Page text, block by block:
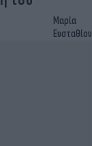
Μαρία
Ευσταθίου